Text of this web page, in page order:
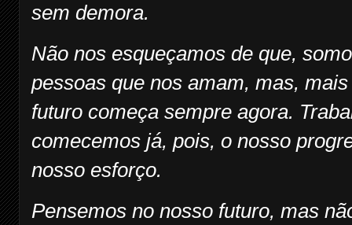
sem demora.
Não nos esqueçamos de que,
pessoas que nos amam, mas,
futuro começa sempre agora.
comecemos já, pois, o nosso
nosso esforço.
Pensemos no nosso futuro, mas